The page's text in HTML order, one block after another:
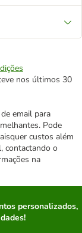
nos últimos 30
email para
Pode
custos além
contactando o
na
personalizados,